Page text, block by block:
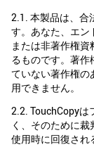
2.1. 本製品は、合
す。あなた、エン
または非著作権
るものです。著作
ていない著作権の
用できません。
2.2. TouchCopyは
く、そのために
使用時に回復され